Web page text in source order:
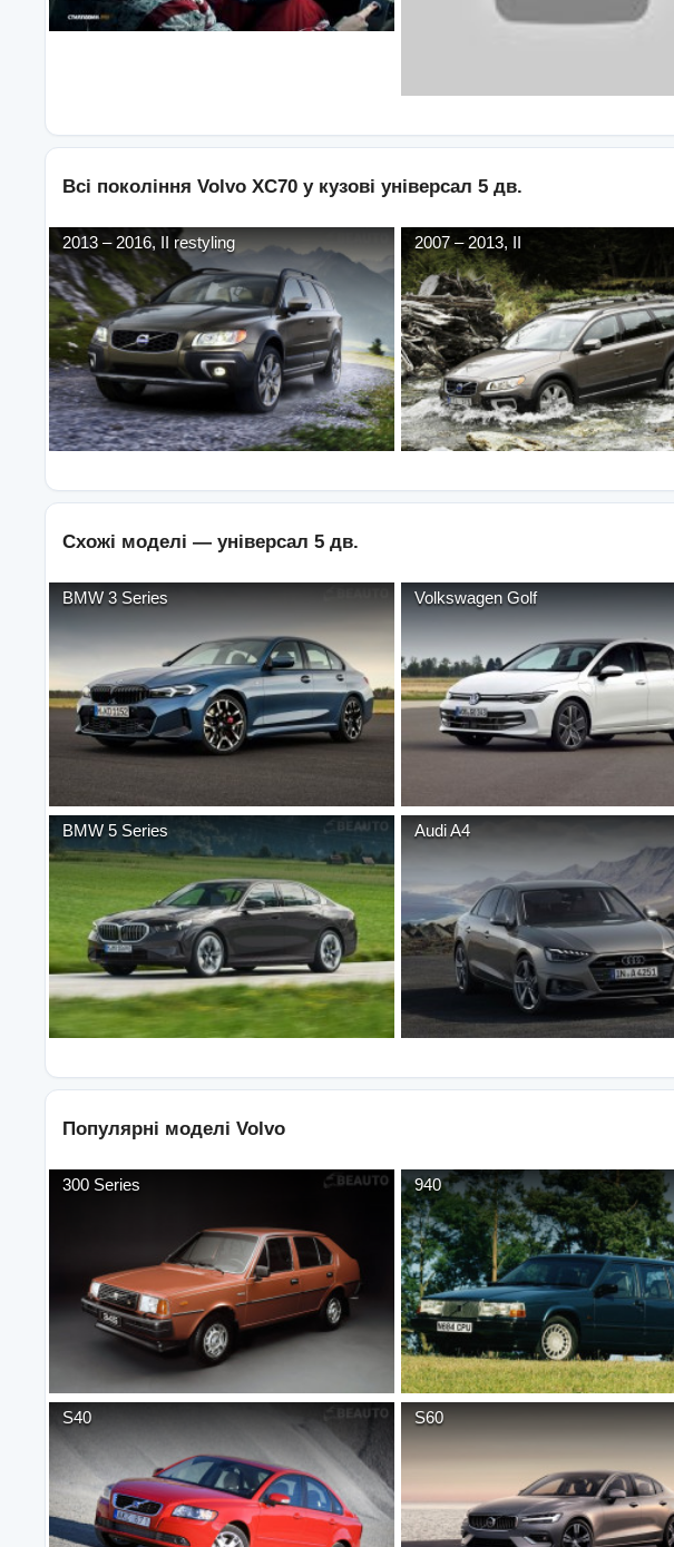
Всі покоління Volvo XC70 у кузові універсал 5 дв.
2013 – 2016, II restyling 2007–2013, II
Схожі моделі — універсал 5 дв.
BMW 3 Series Volkswagen Golf
BMW 5 Series Audi A4
Популярні моделі Volvo
300 Series 940
S40 S60